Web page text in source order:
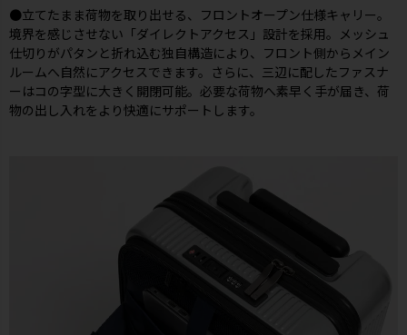
●立てたまま荷物を取り出せる、フロントオープン仕様キャリー。
境界を感じさせない「ダイレクトアクセス」設計を採用。メッシュ
仕切りがパタンと折れ込む独自構造により、フロント側からメイン
ルームへ自然にアクセスできます。さらに、三辺に配したファスナ
ーはコの字型に大きく開閉可能。必要な荷物へ素早く手が届き、荷
物の出し入れをより快適にサポートします。